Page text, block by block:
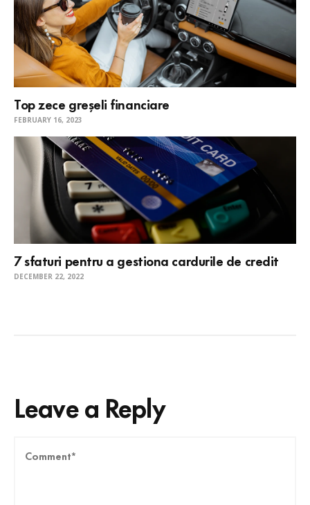
Top zece greșeli financiare
FEBRUARY 16, 2023
7 sfaturi pentru a gestiona cardurile de credit
DECEMBER 22, 2022
Leave a Reply